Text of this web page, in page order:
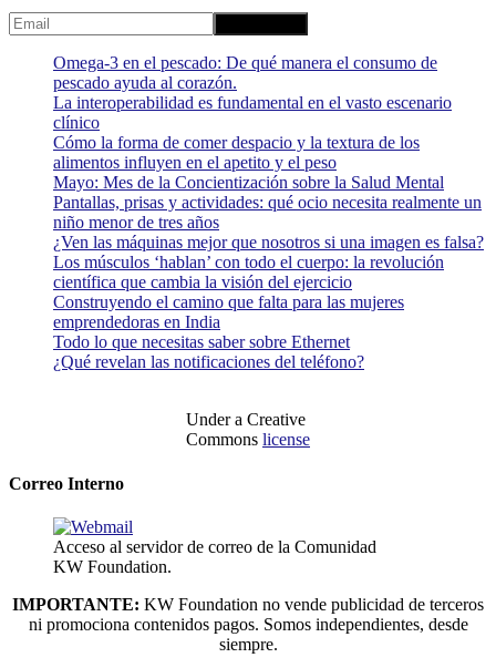
Omega-3 en el pescado: De qué manera el consumo de
pescado ayuda al corazón.
La interoperabilidad es fundamental en el vasto escenario
clínico
Cómo la forma de comer despacio y la textura de los
alimentos influyen en el apetito y el peso
Mayo: Mes de la Concientización sobre la Salud Mental
Pantallas, prisas y actividades: qué ocio necesita realmente un
niño menor de tres años
¿Ven las máquinas mejor que nosotros si una imagen es falsa?
Los músculos ‘hablan’ con todo el cuerpo: la revolución
científica que cambia la visión del ejercicio
Construyendo el camino que falta para las mujeres
emprendedoras en India
Todo lo que necesitas saber sobre Ethernet
¿Qué revelan las notificaciones del teléfono?
Under a Creative
Commons license
Correo Interno
Acceso al servidor de correo de la Comunidad
KW Foundation.
IMPORTANTE: KW Foundation no vende publicidad de terceros
ni promociona contenidos pagos. Somos independientes, desde
siempre.